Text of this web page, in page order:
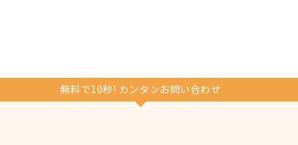
無料で10秒! カンタンお問い合わせ